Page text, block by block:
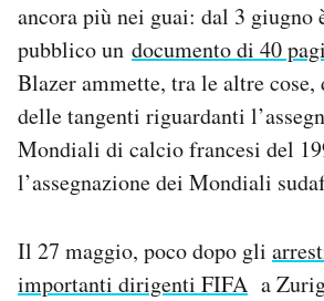
ancora più nei guai: dal 3 giugno
pubblico un documento di 40
Blazer ammette, tra le altre
delle tangenti riguardanti
Mondiali di calcio francesi del
l’assegnazione dei Mondiali
Il 27 maggio, poco dopo gli
importanti dirigenti FIFA a